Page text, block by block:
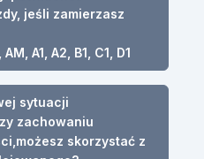
jeśli zamierzasz
A1, A2, B1, C1, D1
sytuacji
zachowaniu
skorzystać z